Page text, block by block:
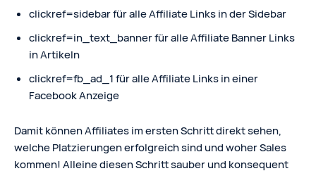
clickref=sidebar für alle Affiliate Links in der Sidebar
clickref=in_text_banner für alle Affiliate Banner Links
in Artikeln
clickref=fb_ad_1 für alle Affiliate Links in einer
Facebook Anzeige
Damit können Affiliates im ersten Schritt direkt sehen,
welche Platzierungen erfolgreich sind und woher Sales
kommen! Alleine diesen Schritt sauber und konsequent